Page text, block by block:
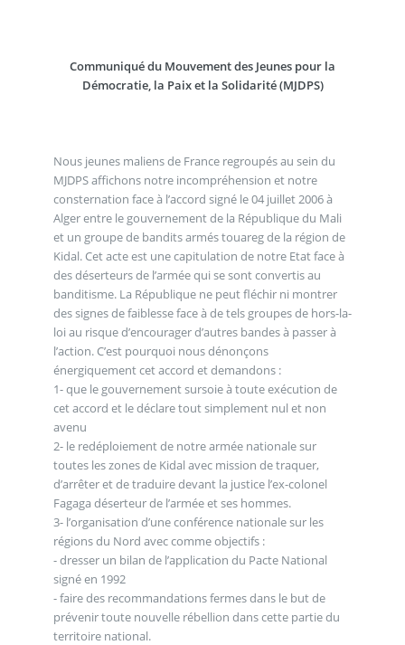
Communiqué du Mouvement des Jeunes pour la
Démocratie, la Paix et la Solidarité (MJDPS)
Nous jeunes maliens de France regroupés au sein du
MJDPS affichons notre incompréhension et notre
consternation face à l’accord signé le 04 juillet 2006 à
Alger entre le gouvernement de la République du Mali
et un groupe de bandits armés touareg de la région de
Kidal. Cet acte est une capitulation de notre Etat face à
des déserteurs de l’armée qui se sont convertis au
banditisme. La République ne peut fléchir ni montrer
des signes de faiblesse face à de tels groupes de hors-la-
loi au risque d’encourager d’autres bandes à passer à
l’action. C’est pourquoi nous dénonçons
énergiquement cet accord et demandons :
1- que le gouvernement sursoie à toute exécution de
cet accord et le déclare tout simplement nul et non
avenu
2- le redéploiement de notre armée nationale sur
toutes les zones de Kidal avec mission de traquer,
d’arrêter et de traduire devant la justice l’ex-colonel
Fagaga déserteur de l’armée et ses hommes.
3- l’organisation d’une conférence nationale sur les
régions du Nord avec comme objectifs :
- dresser un bilan de l’application du Pacte National
signé en 1992
- faire des recommandations fermes dans le but de
prévenir toute nouvelle rébellion dans cette partie du
territoire national.